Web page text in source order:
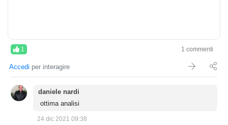
1 1 commenti
Accedi per interagire
daniele nardi
ottima analisi
24 dic 2021 09:38